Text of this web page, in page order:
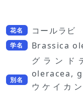
花名 コールラビ
学名 Brassica
別名
グランド
oleracea,
ウケイカ